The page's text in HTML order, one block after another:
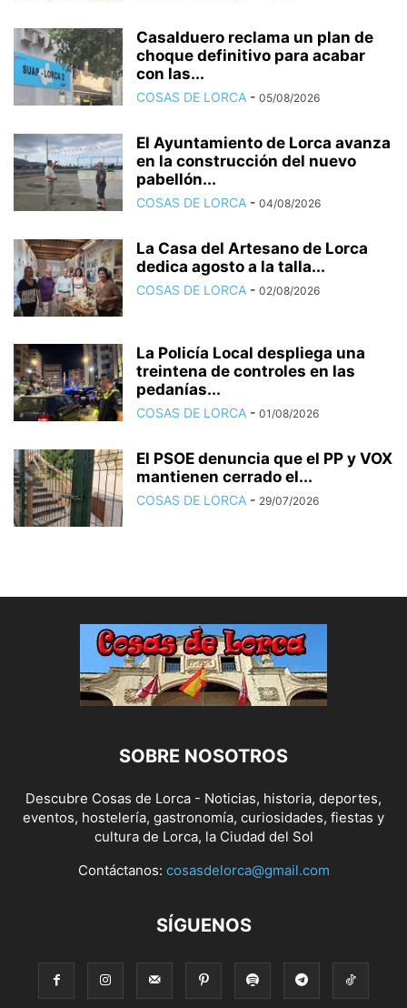
Casalduero reclama un plan de
choque definitivo para acabar
con las...
COSAS DE LORCA - 05/08/2026
El Ayuntamiento de Lorca avanza
en la construcción del nuevo
pabellón...
COSAS DE LORCA - 04/08/2026
La Casa del Artesano de Lorca
dedica agosto a la talla...
COSAS DE LORCA - 02/08/2026
La Policía Local despliega una
treintena de controles en las
pedanías...
COSAS DE LORCA - 01/08/2026
El PSOE denuncia que el PP y VOX
mantienen cerrado el...
COSAS DE LORCA - 29/07/2026
SOBRE NOSOTROS
Descubre Cosas de Lorca - Noticias, historia, deportes,
eventos, hostelería, gastronomía, curiosidades, fiestas y
cultura de Lorca, la Ciudad del Sol
Contáctanos: cosasdelorca@gmail.com
SÍGUENOS